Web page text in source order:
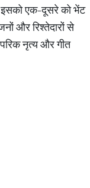
एक-दूसरे को भेंट
और रिश्तेदारों से
नृत्य और गीत